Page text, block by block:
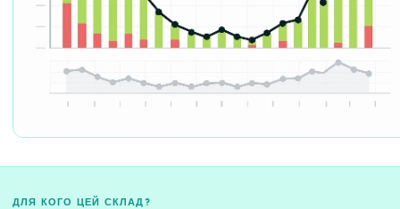
ДЛЯ КОГО ЦЕЙ СКЛАД?